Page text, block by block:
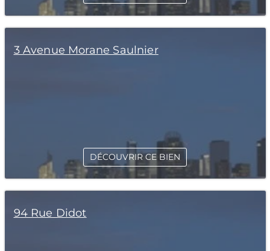
3 Avenue Morane Saulnier
DÉCOUVRIR CE BIEN
94 Rue Didot